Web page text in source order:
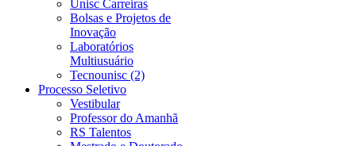
Unisc Carreiras
Bolsas e Projetos de
Inovação
Laboratórios
Multiusuário
Tecnounisc (2)
Processo Seletivo
Vestibular
Professor do Amanhã
RS Talentos